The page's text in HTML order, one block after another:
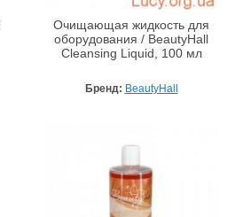
Очищающая жидкость для
оборудования / BeautyHall
Cleansing Liquid, 100 мл
Бренд: BeautyHall